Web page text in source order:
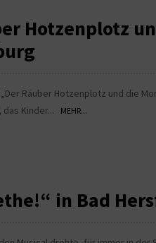
Hotzenplotz
Räuber Hotzenplotz und die
Kinder...
MEHR...
in Bad